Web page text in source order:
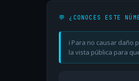
💬 ¿CONOCES ESTE
ℹ️ Para no causar daño
la vista pública para